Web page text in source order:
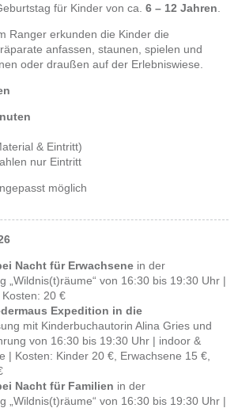
für Kinder von ca. 6 – 12 Jahren
Ranger erkunden die Kinder die
anfassen, staunen, spielen und
oder draußen auf der Erlebniswiese.
& Eintritt)
nur Eintritt
möglich
Nacht für Erwachsene in der
„Wildnis(t)räume“ von 16:30 bis 19:30 Uhr |
20 €
Expedition in die
mit Kinderbuchautorin Alina Gries und
von 16:30 bis 19:30 Uhr | indoor &
| Kosten: Kinder 20 €, Erwachsene 15 €,
Nacht für Familien in der
„Wildnis(t)räume“ von 16:30 bis 19:30 Uhr |